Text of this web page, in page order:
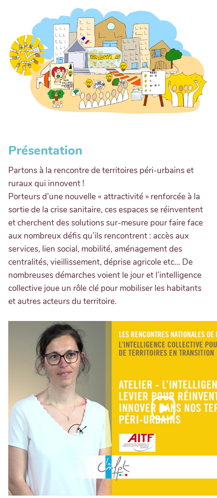
Présentation
Partons à la rencontre de territoires péri-urbains et
ruraux qui innovent !
Porteurs d’une nouvelle « attractivité » renforcée à la
sortie de la crise sanitaire, ces espaces se réinventent
et cherchent des solutions sur-mesure pour faire face
aux nombreux défis qu’ils rencontrent : accès aux
services, lien social, mobilité, aménagement des
centralités, vieillissement, déprise agricole etc... De
nombreuses démarches voient le jour et l’intelligence
collective joue un rôle clé pour mobiliser les habitants
et autres acteurs du territoire.